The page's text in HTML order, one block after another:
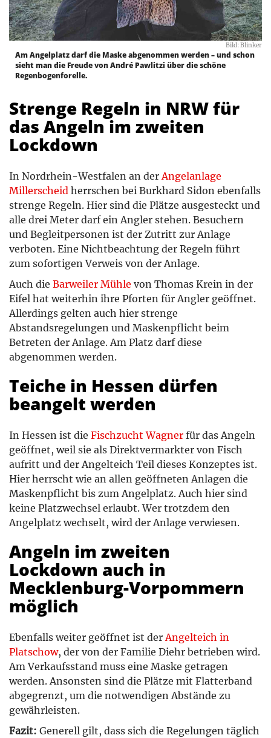
Bild: Blinker
Am Angelplatz darf die Maske abgenommen werden – und schon
sieht man die Freude von André Pawlitzi über die schöne
Regenbogenforelle.
Strenge Regeln in NRW für
das Angeln im zweiten
Lockdown
In Nordrhein-Westfalen an derAngelanlage
Millerscheid herrschen bei Burkhard Sidon ebenfalls
strenge Regeln. Hier sind die Plätze ausgesteckt und
alle drei Meter darf ein Angler stehen. Besuchern
und Begleitpersonen ist der Zutritt zur Anlage
verboten. Eine Nichtbeachtung der Regeln führt
zum sofortigen Verweis von der Anlage.
Auch die Barweiler Mühle von Thomas Krein in der
Eifel hat weiterhin ihre Pforten für Angler geöffnet.
Allerdings gelten auch hier strenge
Abstandsregelungen und Maskenpflicht beim
Betreten der Anlage. Am Platz darf diese
abgenommen werden.
Teiche in Hessen dürfen
beangelt werden
In Hessen ist die Fischzucht Wagner für das Angeln
geöffnet, weil sie als Direktvermarkter von Fisch
aufritt und der Angelteich Teil dieses Konzeptes ist.
Hier herrscht wie an allen geöffneten Anlagen die
Maskenpflicht bis zum Angelplatz. Auch hier sind
keine Platzwechsel erlaubt. Wer trotzdem den
Angelplatz wechselt, wird der Anlage verwiesen.
Angeln im zweiten
Lockdown auch in
Mecklenburg-Vorpommern
möglich
Ebenfalls weiter geöffnet ist derAngelteich in
Platschow, der von der Familie Diehr betrieben wird.
Am Verkaufsstand muss eine Maske getragen
werden. Ansonsten sind die Plätze mit Flatterband
abgegrenzt, um die notwendigen Abstände zu
gewährleisten.
Fazit: Generell gilt, dass sich die Regelungen täglich